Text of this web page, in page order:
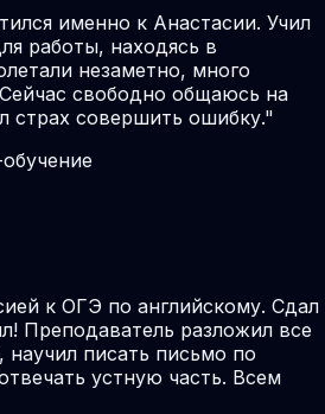
именно к Анастасии. Учил
работы, находясь в
незаметно, много
свободно общаюсь на
страх совершить ошибку."
к ОГЭ по английскому. Сдал
Преподаватель разложил все
научил писать письмо по
устную часть. Всем